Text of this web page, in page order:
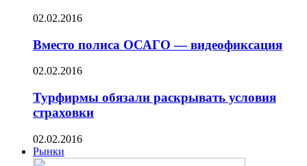
02.02.2016
Вместо полиса ОСАГО — видеофиксация
02.02.2016
Турфирмы обязали раскрывать условия
страховки
02.02.2016
Рынки